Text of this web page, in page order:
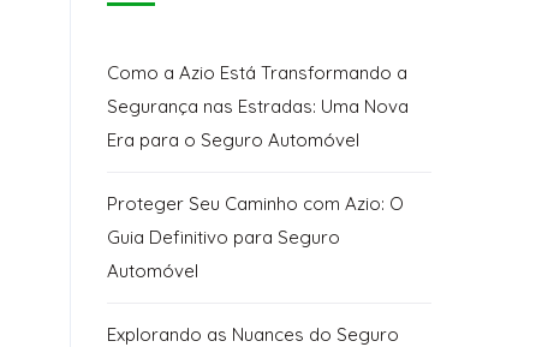
Como a Azio Está Transformando a
Segurança nas Estradas: Uma Nova
Era para o Seguro Automóvel
Proteger Seu Caminho com Azio: O
Guia Definitivo para Seguro
Automóvel
Explorando as Nuances do Seguro